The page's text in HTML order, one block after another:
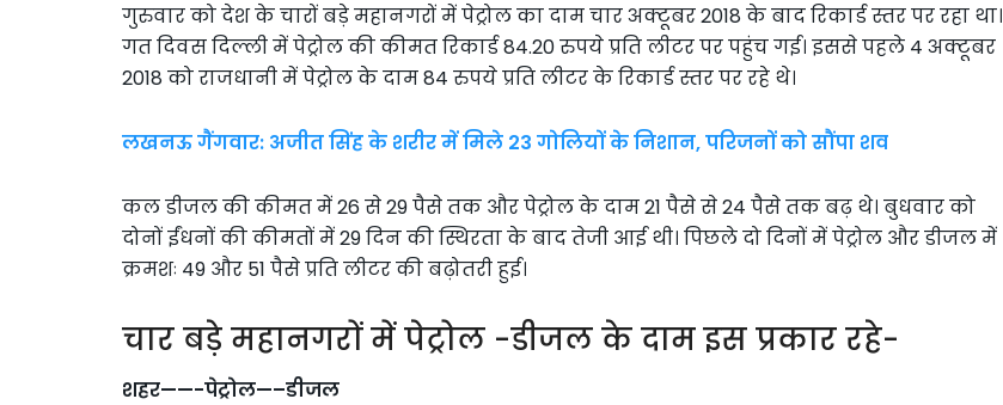
गुरुवार को देश के चारों बड़े महानगरों में पेट्रोल का दाम चार अक्टूबर 2018 के बाद रिकार्ड स्तर पर रहा था।
गत दिवस दिल्ली में पेट्रोल की कीमत रिकार्ड 84.20 रुपये प्रति लीटर पर पहुंच गई। इससे पहले 4 अक्टूबर
2018 को राजधानी में पेट्रोल के दाम 84 रुपये प्रति लीटर के रिकार्ड स्तर पर रहे थे।
लखनऊ गैंगवार: अजीत सिंह के शरीर में मिले 23 गोलियों के निशान, परिजनों को सौंपा शव
कल डीजल की कीमत में 26 से 29 पैसे तक और पेट्रोल के दाम 21 पैसे से 24 पैसे तक बढ़ थे। बुधवार को
दोनों ईंधनों की कीमतों में 29 दिन की स्थिरता के बाद तेजी आई थी। पिछले दो दिनों में पेट्रोल और डीजल में
क्रमशः 49 और 51 पैसे प्रति लीटर की बढ़ोतरी हुई।
चार बड़े महानगरों में पेट्रोल -डीजल के दाम इस प्रकार रहे-
शहर——-पेट्रोल—–डीजल